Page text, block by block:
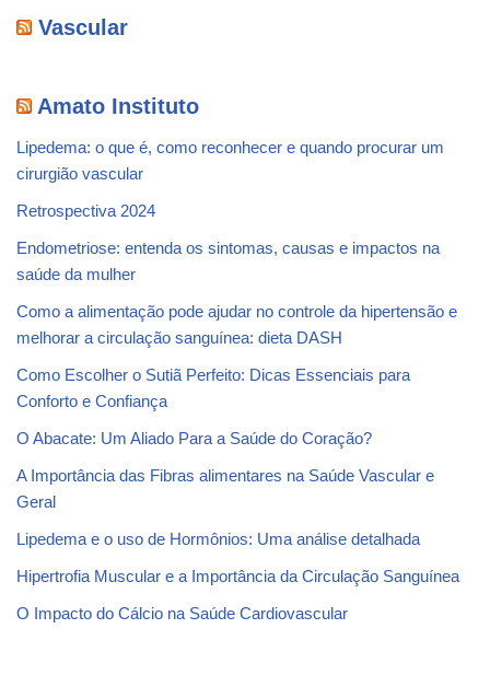
Vascular
Amato Instituto
Lipedema: o que é, como reconhecer e quando procurar um
cirurgião vascular
Retrospectiva 2024
Endometriose: entenda os sintomas, causas e impactos na
saúde da mulher
Como a alimentação pode ajudar no controle da hipertensão e
melhorar a circulação sanguínea: dieta DASH
Como Escolher o Sutiã Perfeito: Dicas Essenciais para
Conforto e Confiança
O Abacate: Um Aliado Para a Saúde do Coração?
A Importância das Fibras alimentares na Saúde Vascular e
Geral
Lipedema e o uso de Hormônios: Uma análise detalhada
Hipertrofia Muscular e a Importância da Circulação Sanguínea
O Impacto do Cálcio na Saúde Cardiovascular